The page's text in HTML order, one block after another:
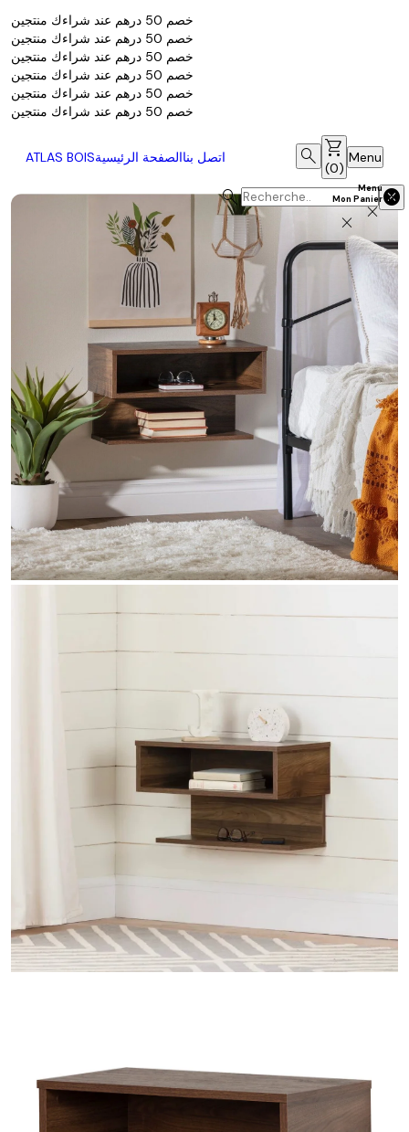
خصم 50 درهم عند شراءك منتجين
خصم 50 درهم عند شراءك منتجين
خصم 50 درهم عند شراءك منتجين
خصم 50 درهم عند شراءك منتجين
خصم 50 درهم عند شراءك منتجين
خصم 50 درهم عند شراءك منتجين
الصفحة الرئيسيةاتصل بنا ATLAS BOIS
search
search
cancel
shopping_cart
(0)
Mon Panier( 0)
close
Menu
Menu
close